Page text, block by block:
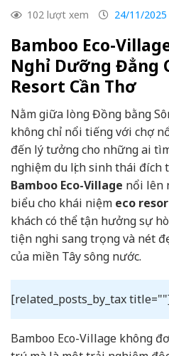
102 lượt xem 24/11/2025
Bamboo Eco-
Nghỉ Dưỡng Đẳng
Resort Cần Thơ
Nằm giữa lòng Đồng bằng
không chỉ nổi tiếng với chợ
đến lý tưởng cho những ai
nghiệm du lịch sinh thái đích
Bamboo Eco-Village nổi lên
biểu cho khái niệm eco
khách có thể tận hưởng sự
tiện nghi sang trọng và nét
của miền Tây sông nước.
[related_posts_by_tax
Bamboo Eco-Village không